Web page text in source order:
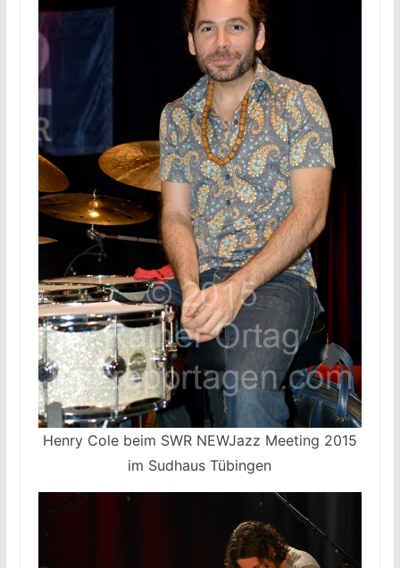
Henry Cole beim SWR NEWJazz Meeting 2015
im Sudhaus Tübingen